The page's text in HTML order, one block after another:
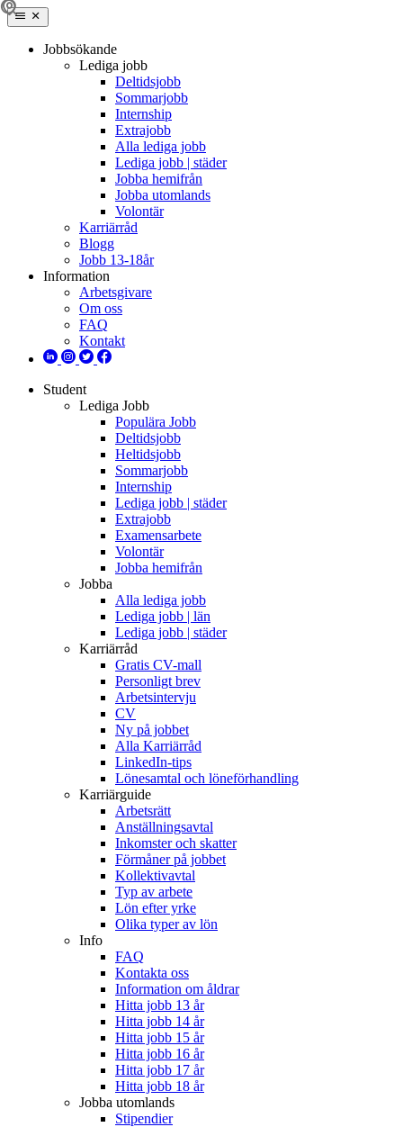
Jobbsökande
Lediga jobb
Deltidsjobb
Sommarjobb
Internship
Extrajobb
Alla lediga jobb
Lediga jobb | städer
Jobba hemifrån
Jobba utomlands
Volontär
Karriärråd
Blogg
Jobb 13-18år
Information
Arbetsgivare
Om oss
FAQ
Kontakt
Student
Lediga Jobb
Populära Jobb
Deltidsjobb
Heltidsjobb
Sommarjobb
Internship
Lediga jobb | städer
Extrajobb
Examensarbete
Volontär
Jobba hemifrån
Jobba
Alla lediga jobb
Lediga jobb | län
Lediga jobb | städer
Karriärråd
Gratis CV-mall
Personligt brev
Arbetsintervju
CV
Ny på jobbet
Alla Karriärråd
LinkedIn-tips
Lönesamtal och löneförhandling
Karriärguide
Arbetsrätt
Anställningsavtal
Inkomster och skatter
Förmåner på jobbet
Kollektivavtal
Typ av arbete
Lön efter yrke
Olika typer av lön
Info
FAQ
Kontakta oss
Information om åldrar
Hitta jobb 13 år
Hitta jobb 14 år
Hitta jobb 15 år
Hitta jobb 16 år
Hitta jobb 17 år
Hitta jobb 18 år
Jobba utomlands
Stipendier